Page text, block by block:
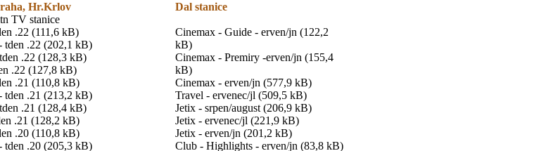
Hr.Krlov
TV stanice
.22 (111,6 kB)
tden .22 (202,1 kB)
.22 (128,3 kB)
.22 (127,8 kB)
.21 (110,8 kB)
tden .21 (213,2 kB)
.21 (128,4 kB)
.21 (128,2 kB)
.20 (110,8 kB)
tden .20 (205,3 kB)
Dal stanice
Cinemax - Guide - erven/jn (122,2
kB)
Cinemax - Premiry -erven/jn (155,4
kB)
Cinemax - erven/jn (577,9 kB)
Travel - ervenec/jl (509,5 kB)
Jetix - srpen/august (206,9 kB)
Jetix - ervenec/jl (221,9 kB)
Jetix - erven/jn (201,2 kB)
Club - Highlights - erven/jn (83,8 kB)